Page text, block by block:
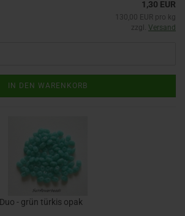
1,30 EUR
130,00 EUR pro kg
zzgl. Versand
IN DEN WARENKORB
- grün türkis opak